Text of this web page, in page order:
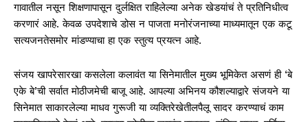
गावातील नसून शिक्षणापासून दुर्लक्षित राहिलेल्या अनेक खेडयांचं ते प्रतिनिधीत्व
करणारं आहे. केवळ उपदेशाचे डोस न पाजता मनोरंजनाच्या माध्यमातून एक कटू
सत्यजनतेसमोर मांडण्याचा हा एक स्तुत्य प्रयत्न आहे.
संजय खापरेसारखा कसलेला कलावंत या सिनेमातील मुख्य भूमिकेत असणं ही ‘बे
एके बे’ची सर्वात मोठीजमेची बाजू आहे. आपल्या अभिनय कौशल्याद्वारे संजयने या
सिनेमात साकारलेल्या माधव गुरूजी या व्यक्तिरेखेतीलपैलू सादर करण्याचं काम